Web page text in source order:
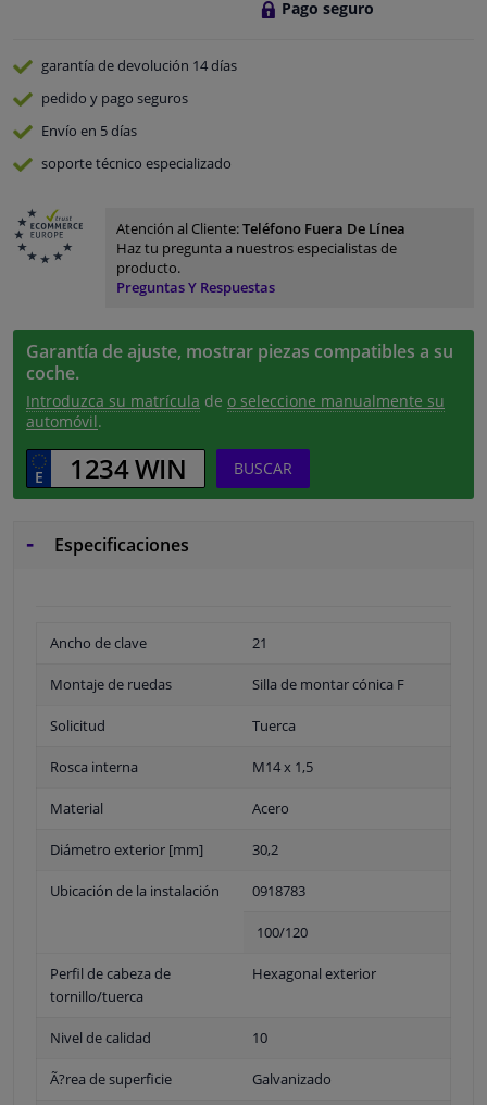
Pago seguro
garantía de devolución 14 días
pedido y pago seguros
Envío en 5 días
soporte técnico especializado
Atención al Cliente:Teléfono Fuera De Línea
Haz tu pregunta a nuestros especialistas de
producto.
Preguntas Y Respuestas
Garantía de ajuste, mostrar piezas compatibles a su
coche.
Introduzca su matrícula de o seleccione manualmente su
automóvil.
BUSCAR
Especificaciones
Ancho de clave 21
Montaje de ruedas Silla de montar cónica F
Solicitud Tuerca
Rosca interna M14 x 1,5
Material Acero
Diámetro exterior [mm] 30,2
Ubicación de la instalación 0918783
100/120
Perfil de cabeza de
tornillo/tuerca
Hexagonal exterior
Nivel de calidad 10
Ã?rea de superficie Galvanizado